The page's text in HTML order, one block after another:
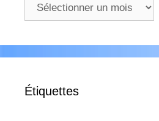
Étiquettes